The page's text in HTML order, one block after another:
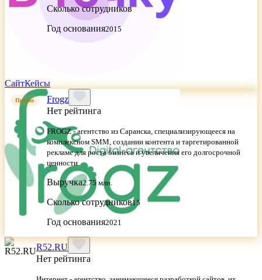
Сколько сотрудников
Год основания2015
СайтКейсы
Промо
Frogz
Нет рейтинга
FROGZ - агентство из Саранска, специализирующееся на
комплексном SMM, создании контента и таргетированной
рекламе для роста бизнеса и увеличения его долгосрочной
ценности
Выручка2.75 млн.
Сколько сотрудников15
Год основания2021
R52.RU
Нет рейтинга